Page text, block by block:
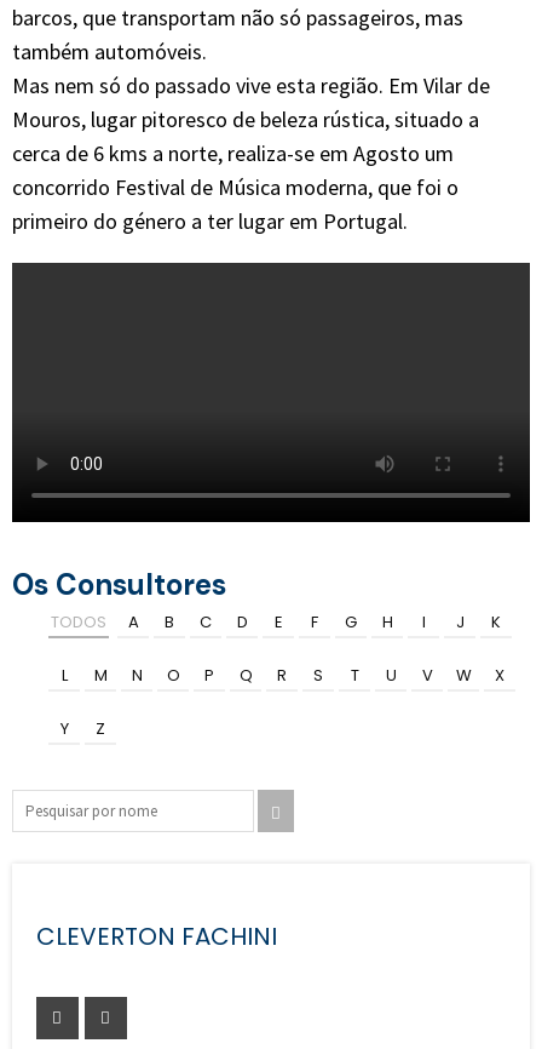
barcos, que transportam não só passageiros, mas
também automóveis.
Mas nem só do passado vive esta região. Em Vilar de
Mouros, lugar pitoresco de beleza rústica, situado a
cerca de 6 kms a norte, realiza-se em Agosto um
concorrido Festival de Música moderna, que foi o
primeiro do género a ter lugar em Portugal.
Os Consultores
TODOS A B C D E F G H I J K
L M N O P Q R S T U V W X
Y Z
CLEVERTON FACHINI